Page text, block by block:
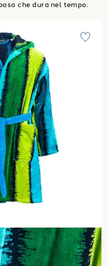
che dura nel tempo.